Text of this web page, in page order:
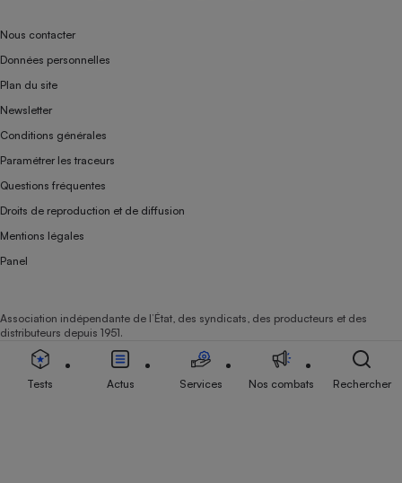
Nous contacter
Données personnelles
Plan du site
Newsletter
Conditions générales
Paramétrer les traceurs
Questions fréquentes
Droits de reproduction et de diffusion
Mentions légales
Panel
Association indépendante de l’État, des syndicats, des producteurs et des
distributeurs depuis 1951.
Tests Actus Services Nos combats Rechercher